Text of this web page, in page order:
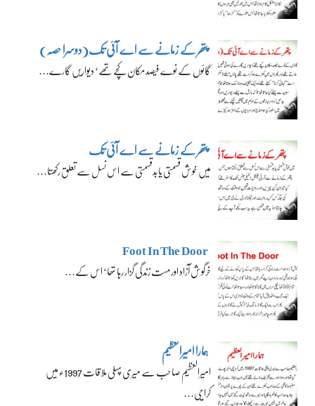
پتھر کے زمانے سے اے آئی تک(دوسرا حصہ)
گائوں کے نوے فیصد مکان کچے تھے‘ دیواریں گارے…
پتھر کے زمانے سے اے آئی تک
میں خوش قسمتی یا بدقسمتی سے اس نسل سے تعلق رکھتا…
Foot In The Door
خرگوش آزاد اور مست زندگی گزار رہا تھا‘ اس کے…
ہمارا امیرالعظیم
امیرالعظیم صاحب سے میری پہلی ملاقات 1997ء میں
کراچی…